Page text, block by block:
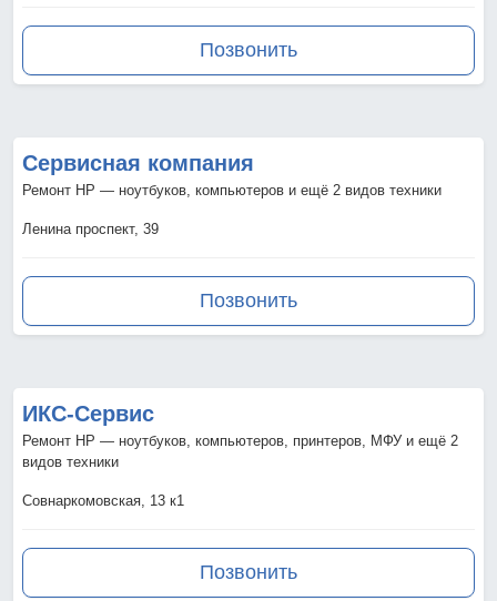
Позвонить
Сервисная компания
Ремонт HP — ноутбуков, компьютеров и ещё 2 видов техники
Ленина проспект, 39
Позвонить
ИКС-Сервис
Ремонт HP — ноутбуков, компьютеров, принтеров, МФУ и ещё 2
видов техники
Совнаркомовская, 13 к1
Позвонить